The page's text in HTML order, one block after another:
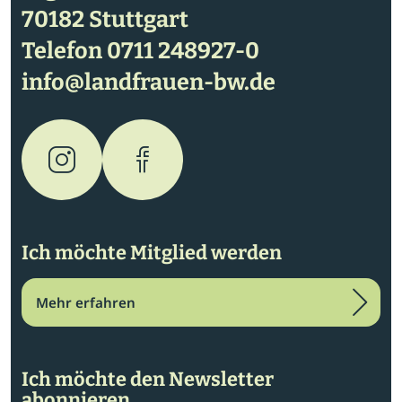
70182 Stuttgart
Telefon0711 248927-0
info@landfrauen-bw.de
Ich möchte Mitglied werden
Mehr erfahren
Ich möchte den Newsletter